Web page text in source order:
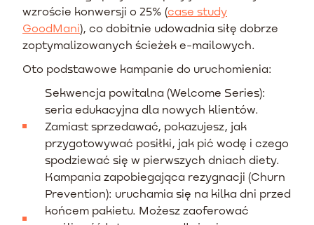
wzroście konwersji o 25% (case study
GoodMani), co dobitnie udowadnia siłę dobrze
zoptymalizowanych ścieżek e-mailowych.
Oto podstawowe kampanie do uruchomienia:
Sekwencja powitalna (Welcome Series):
seria edukacyjna dla nowych klientów.
Zamiast sprzedawać, pokazujesz, jak
przygotowywać posiłki, jak pić wodę i czego
spodziewać się w pierwszych dniach diety.
Kampania zapobiegająca rezygnacji (Churn
Prevention): uruchamia się na kilka dni przed
końcem pakietu. Możesz zaoferować